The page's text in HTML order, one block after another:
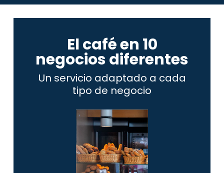
El café en 10
negocios diferentes
Un servicio adaptado a cada
tipo de negocio